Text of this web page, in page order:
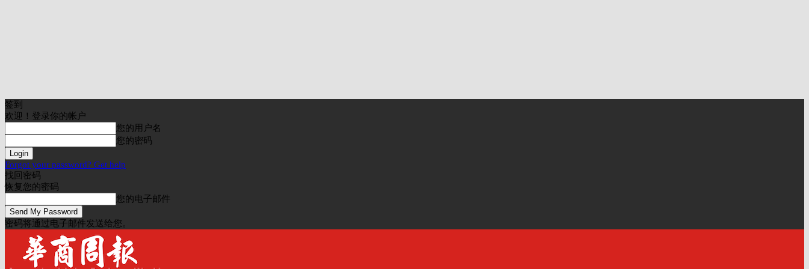
签到
欢迎！登录你的帐户
您的用户名
您的密码
Forgot your password? Get help
找回密码
恢复您的密码
您的电子邮件
密码将通过电子邮件发送给您。